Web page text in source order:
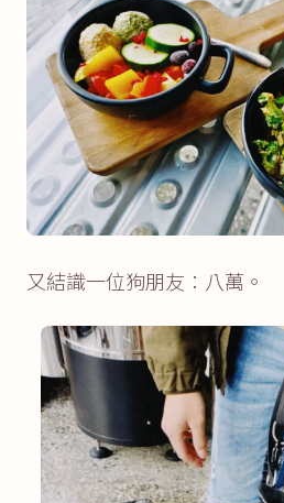
又結識一位狗朋友：八萬。